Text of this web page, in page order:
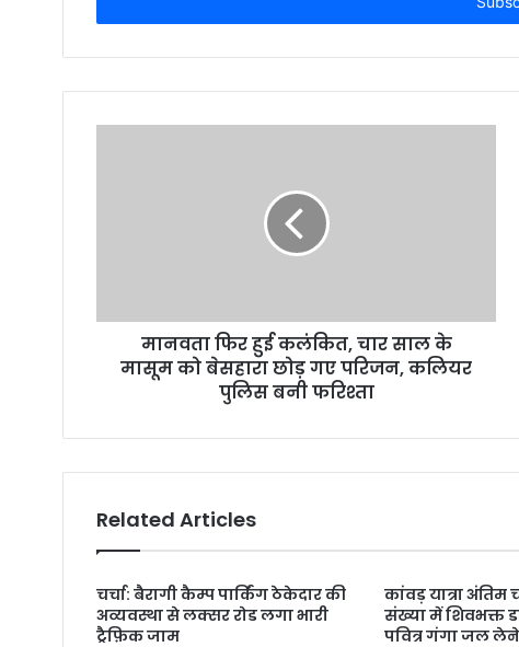
मानवता फिर हुई कलंकित, चार साल के
मासूम को बेसहारा छोड़ गए परिजन, कलियर
पुलिस बनी फरिश्ता
Related Articles
चर्चा: बैरागी कैम्प पार्किंग ठेकेदार की
अव्यवस्था से लक्सर रोड लगा भारी
ट्रैफ़िक जाम
कांवड़ यात्रा
संख्या में शिवभक्त
पवित्र गंगा जल लेने